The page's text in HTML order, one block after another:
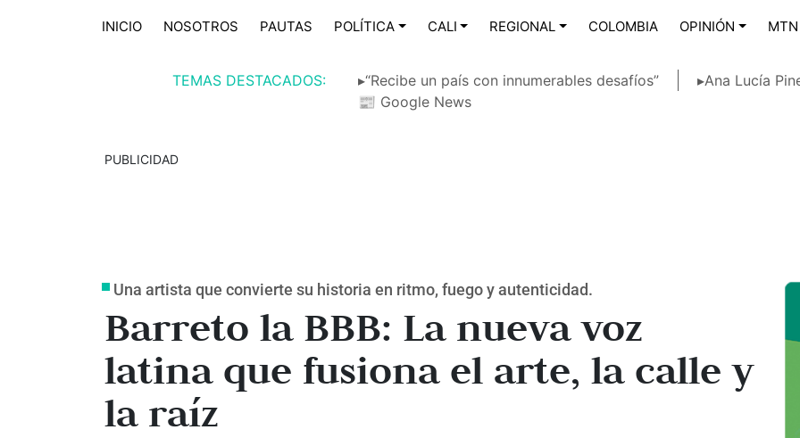
INICIO NOSOTROS PAUTAS POLÍTICA CALI REGIONAL COLOMBIA OPINIÓN MTN
TEMAS DESTACADOS: ▸“Recibe un país con innumerables desafíos”
▸Ana Lucía
📰 Google News
PUBLICIDAD
Una artista que convierte su historia en ritmo, fuego y autenticidad.
Barreto la BBB: La nueva voz
latina que fusiona el arte, la calle y
la raíz